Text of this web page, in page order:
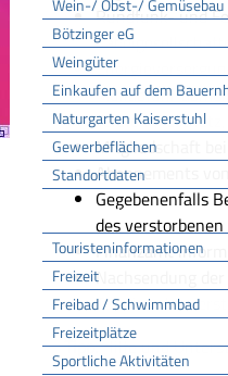
Wein-/ Obst-/ Gemüsebau
Bötzinger eG
Weingüter
Einkaufen auf dem
Naturgarten Kaiserstuhl
Gewerbeflächen
Standortdaten
Tourismus
Touristeninformationen
Freizeit
Freibad / Schwimmbad
Freizeitplätze
Sportliche Aktivitäten
Rundfunk- und
Müllabfuhr
Telefon
Mitgliedschaft
Abonnements
Gegebenenfalls
des
Finanzamt
Nachsendung
Termine des
Tipp:Hilfe und